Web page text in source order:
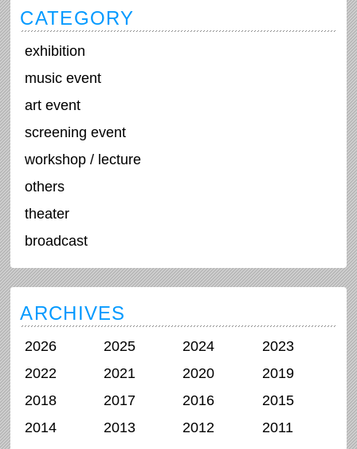
CATEGORY
exhibition
music event
art event
screening event
workshop / lecture
others
theater
broadcast
ARCHIVES
2026 2025 2024
2023
2022
2021 2020
2019
2018
2017 2016
2015
2014
2013 2012
2011